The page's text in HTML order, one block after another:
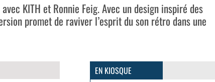
KITH et Ronnie Feig. Avec un design inspiré des
promet de raviver l’esprit du son rétro dans une
EN KIOSQUE PLUS D'INFOS